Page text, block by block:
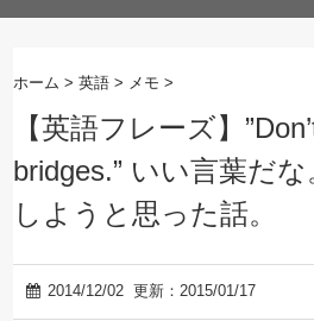
ホーム >英語 > メモ >
【英語フレーズ】
bridges.” いい言葉だ
しようと思った話。
2014/12/02 更新：2015/01/17